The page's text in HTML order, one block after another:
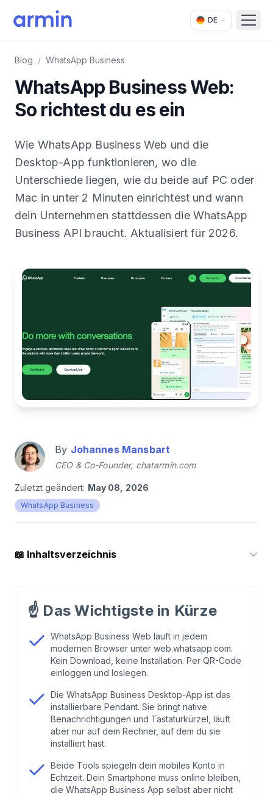
DE
Blog / WhatsApp Business
WhatsApp Business Web:
So richtest du es ein
Wie WhatsApp Business Web und die
Desktop-App funktionieren, wo die
Unterschiede liegen, wie du beide auf PC oder
Mac in unter 2 Minuten einrichtest und wann
dein Unternehmen stattdessen die WhatsApp
Business API braucht. Aktualisiert für 2026.
By Johannes Mansbart
CEO & Co-Founder, chatarmin.com
Zuletzt geändert: May 08, 2026
WhatsApp Business
📖 Inhaltsverzeichnis
Desktop)?
. WhatsApp Business Web vs. Desktop App im
direkten Vergleich
Desktop konkret tun kannst
WhatsApp Business Web einrichten
.WhatsApp Business Desktop App einrichten
☝️ Das Wichtigste in Kürze
WhatsApp Business Web läuft in jedem
modernen Browser unter web.whatsapp.com.
Kein Download, keine Installation. Per QR-Code
einloggen und loslegen.
Die WhatsApp Business Desktop-App ist das
installierbare Pendant. Sie bringt native
Benachrichtigungen und Tastaturkürzel, läuft
aber nur auf dem Rechner, auf dem du sie
installiert hast.
Beide Tools spiegeln dein mobiles Konto in
Echtzeit. Dein Smartphone muss online bleiben,
die WhatsApp Business App selbst aber nicht